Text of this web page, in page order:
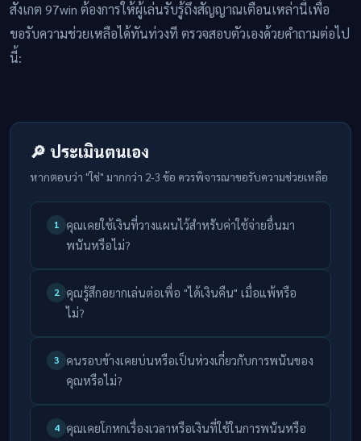
สังเกต 97win ต้องการให้ผู้เล่นรับรู้ถึงสัญญาณเตือนเหล่านี้เพื่อ
ขอรับความช่วยเหลือได้ทันท่วงที ตรวจสอบตัวเองด้วยคำถามต่อไป
นี้:
🔎 ประเมินตนเอง
หากตอบว่า "ใช่" มากกว่า 2-3 ข้อ ควรพิจารณาขอรับความช่วยเหลือ
1
คุณเคยใช้เงินที่วางแผนไว้สำหรับค่าใช้จ่ายอื่นมา
พนันหรือไม่?
2 คุณรู้สึกอยากเล่นต่อเพื่อ "ได้เงินคืน" เมื่อแพ้หรือ
ไม่?
3
คนรอบข้างเคยบ่นหรือเป็นห่วงเกี่ยวกับการพนันของ
คุณหรือไม่?
4 คุณเคยโกหกเรื่องเวลาหรือเงินที่ใช้ในการพนันหรือ